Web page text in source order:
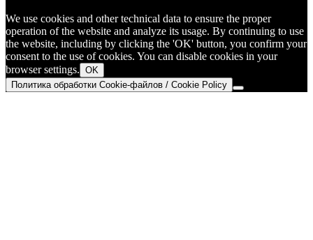
We use cookies and other technical data to ensure the proper
operation of the website and analyze its usage. By continuing to use
the website, including by clicking the 'OK' button, you confirm your
consent to the use of cookies. You can disable cookies in your
browser settings. OK
Политика обработки Cookie-файлов / Cookie Policy